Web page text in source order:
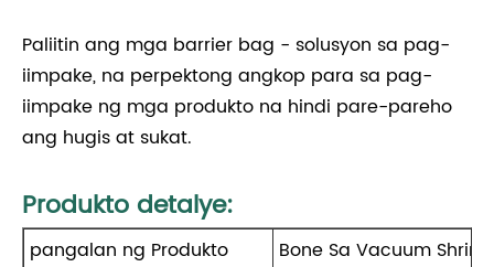
Paliitin ang mga barrier bag - solusyon sa pag-
iimpake, na perpektong angkop para sa pag-
iimpake ng mga produkto na hindi pare-pareho
ang hugis at sukat.
Produkto detalye:
pangalan ng Produkto
Bone Sa Vacuum